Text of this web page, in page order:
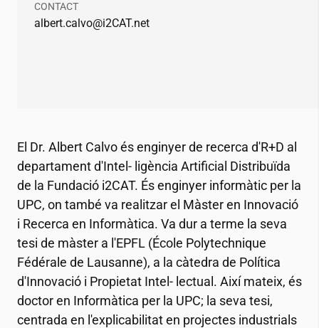
CONTACT
albert.calvo@i2CAT.net
El Dr. Albert Calvo és enginyer de recerca d'R+D al
departament d'Intel- ligència Artificial Distribuïda
de la Fundació i2CAT. És enginyer informàtic per la
UPC, on també va realitzar el Màster en Innovació
i Recerca en Informàtica. Va dur a terme la seva
tesi de màster a l'EPFL (École Polytechnique
Fédérale de Lausanne), a la càtedra de Política
d'Innovació i Propietat Intel- lectual. Així mateix, és
doctor en Informàtica per la UPC; la seva tesi,
centrada en l'explicabilitat en projectes industrials